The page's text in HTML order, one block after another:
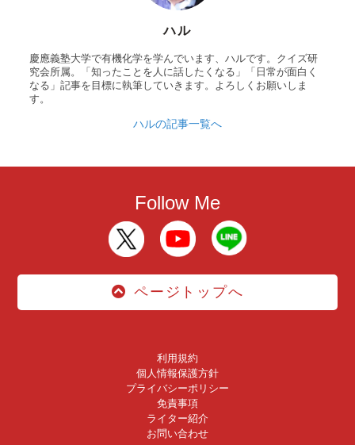
ハル
慶應義塾大学で有機化学を学んでいます、ハルです。クイズ研
究会所属。「知ったことを人に話したくなる」「日常が面白く
なる」記事を目標に執筆していきます。よろしくお願いしま
す。
ハルの記事一覧へ
Follow Me
ページトップへ
利用規約
個人情報保護方針
プライバシーポリシー
免責事項
ライター紹介
お問い合わせ